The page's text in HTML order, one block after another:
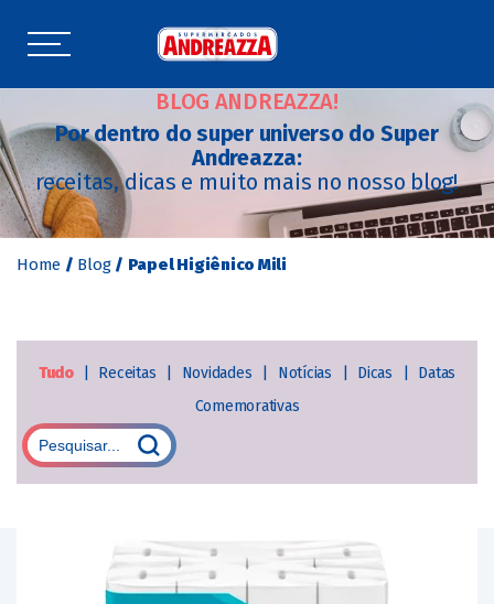
BLOG ANDREAZZA!
Por dentro do super universo do Super
Andreazza:
receitas, dicas e muito mais no nosso blog!
Home / Blog / Papel Higiênico Mili
Tudo Receitas Novidades Notícias Dicas
Datas
Comemorativas